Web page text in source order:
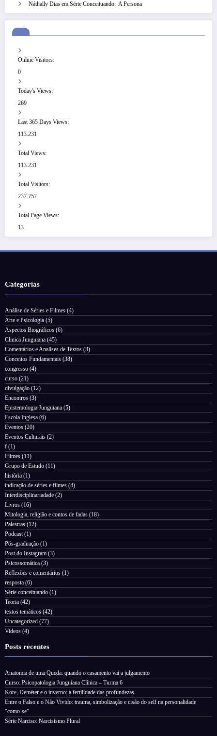
Náthally Dias em Série Conceituando: A Persona
Online Visitors:
0
Today's Views:
269
Last 365 Days Views:
113.231
Total Views:
113.231
Total Visitors:
237.757
Total Page Views:
13
Categorias
Análise de Séries e Filmes (4)
Arte e Psicologia (5)
Aspectos Biográficos (6)
Clinica Junguiana (45)
Comentários e Analises de Textos (3)
Conceitos Fundamentais (38)
congresso (4)
curso (21)
divulgação (12)
Encontros (3)
Epistemologia Junguiana (5)
Escola Inglesa (6)
Eventos (20)
Eventos Culturais (2)
f (1)
Filmes (11)
Grupo de Estudo (11)
história (1)
indicação de séries e filmes (4)
Interdisciplinariadade (2)
Livros (16)
Mitologia, religião e contos de fadas (18)
Palestras (12)
Podcast (1)
Pós-graduação (1)
Post do Instagram (3)
Psicossomática (3)
Reflexões e comentários (1)
resposta (6)
Série conceituando (1)
Teoria (42)
textos temáticos (42)
Uncategorized (77)
Videos (4)
Posts recentes
Anatomia de uma Queda: quando o casamento vai a julgamento
Curso: Psicopatologia Junguiana Clínica – Turma 6
Kore, Deméter e o inverno: a fertilidade das profundezas
Entre o Falso e o Não Vivido: trauma, simbolização e cisão do self na personalidade
“como-se”
Série Narciso: Narcisismo Plural